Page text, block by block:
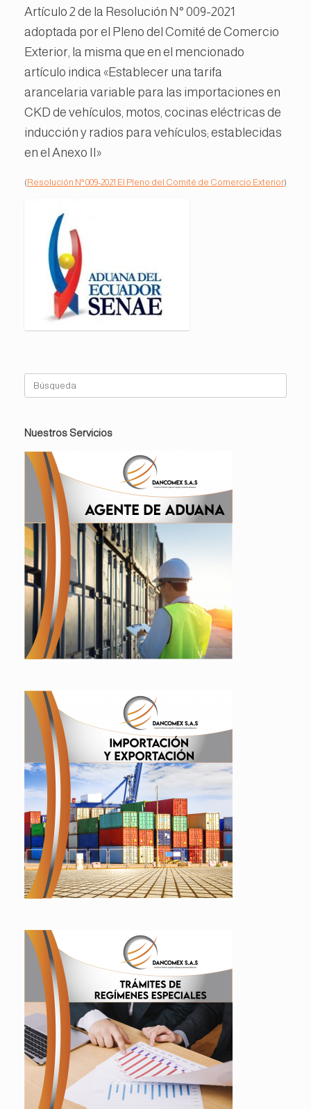
Artículo 2 de la Resolución N° 009-2021
adoptada por el Pleno del Comité de Comercio
Exterior, la misma que en el mencionado
artículo indica «Establecer una tarifa
arancelaria variable para las importaciones en
CKD de vehículos, motos, cocinas eléctricas de
inducción y radios para vehículos; establecidas
en el Anexo II»
(Resolución N° 009-2021 El Pleno del Comité de Comercio Exterior)
Nuestros Servicios